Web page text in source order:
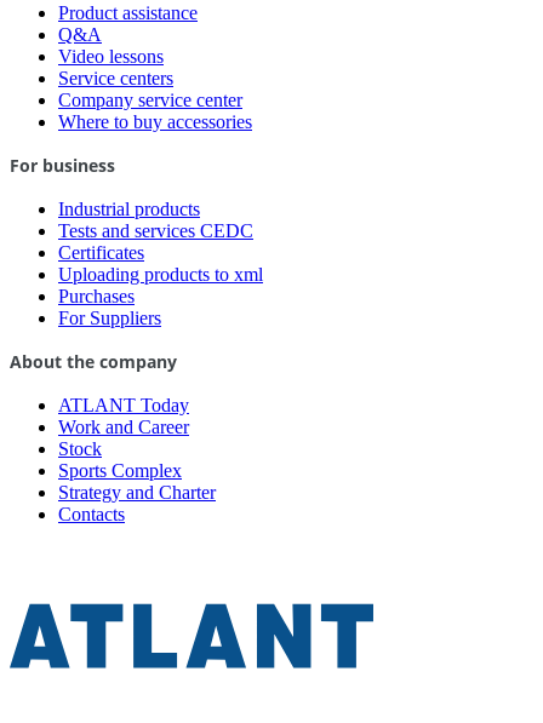
Product assistance
Q&A
Video lessons
Service centers
Company service center
Where to buy accessories
For business
Industrial products
Tests and services CEDC
Certificates
Uploading products to xml
Purchases
For Suppliers
About the company
ATLANT Today
Work and Career
Stock
Sports Complex
Strategy and Charter
Contacts